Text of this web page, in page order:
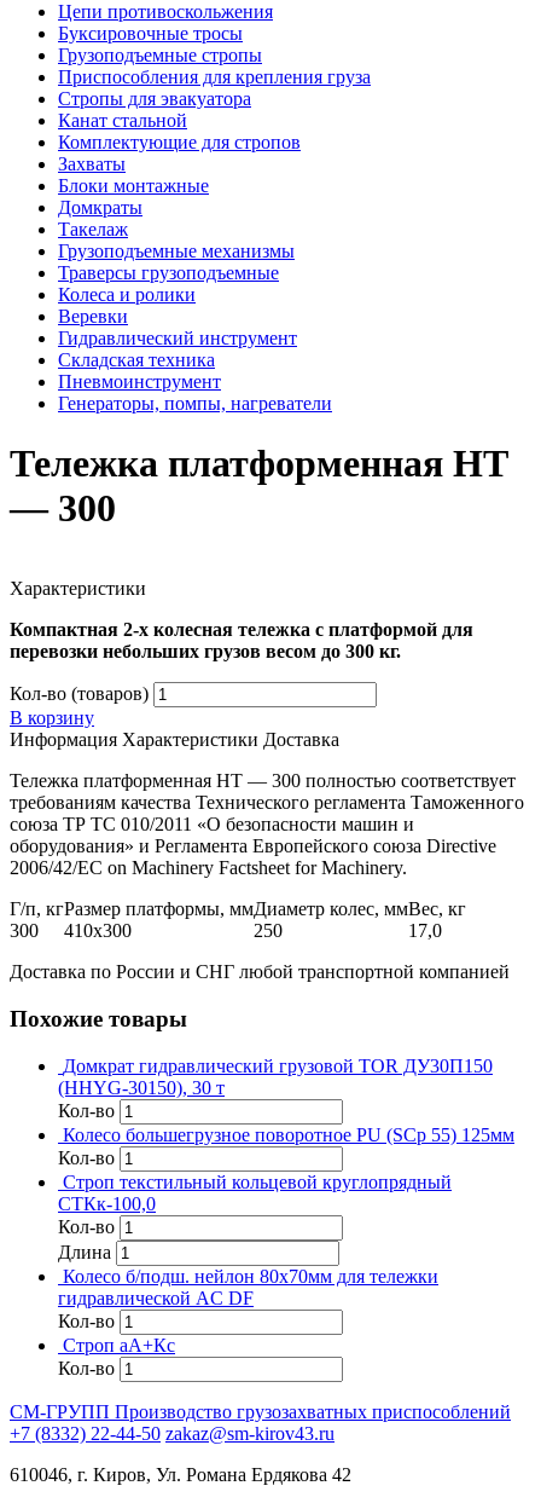
Цепи противоскольжения
Буксировочные тросы
Грузоподъемные стропы
Приспособления для крепления груза
Стропы для эвакуатора
Канат стальной
Комплектующие для стропов
Захваты
Блоки монтажные
Домкраты
Такелаж
Грузоподъемные механизмы
Траверсы грузоподъемные
Колеса и ролики
Веревки
Гидравлический инструмент
Складская техника
Пневмоинструмент
Генераторы, помпы, нагреватели
Тележка платформенная НТ
— 300
Характеристики
Компактная 2-х колесная тележка с платформой для
перевозки небольших грузов весом до 300 кг.
Кол-во (товаров)
В корзину
Информация Характеристики Доставка
Тележка платформенная НТ — 300 полностью соответствует
требованиям качества Технического регламента Таможенного
союза ТР ТС 010/2011 «О безопасности машин и
оборудования» и Регламента Европейского союза Directive
2006/42/EC on Machinery Factsheet for Machinery.
Г/п, кгРазмер платформы, ммДиаметр колес, ммВес, кг
300
410х300 250
17,0
Доставка по России и СНГ любой транспортной компанией
Похожие товары
Домкрат гидравлический грузовой TOR ДУ30П150
(HHYG-30150), 30 т
Кол-во
Колесо большегрузное поворотное PU (SCp 55) 125мм
Кол-во
Строп текстильный кольцевой круглопрядный
СТКк-100,0
Кол-во
Длина
Колесо б/подш. нейлон 80х70мм для тележки
гидравлической AC DF
Кол-во
Строп аА+Кс
Кол-во
СМ-ГРУПП Производство грузозахватных приспособлений
+7 (8332) 22-44-50 zakaz@sm-kirov43.ru
610046, г. Киров, Ул. Романа Ердякова 42